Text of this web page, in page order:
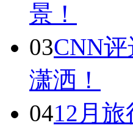
景！
03CNN
潇洒！
0412月